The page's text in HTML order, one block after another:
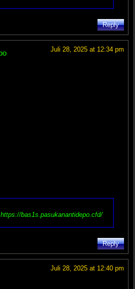
Reply
Juli 28, 2025 at 12:34 pm
https://bas1s.pasukanantidepo.cfd/
Reply
Juli 28, 2025 at 12:40 pm